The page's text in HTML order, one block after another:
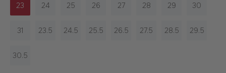
23 24 25 26 27 28 29 30
31 23.5 24.5 25.5 26.5 27.5 28.5 29.5
30.5